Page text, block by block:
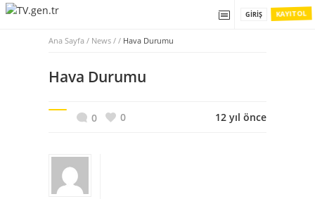
KAYIT OL
GIRIŞ
Ana Sayfa / News / / Hava Durumu
Hava Durumu
0 0 12 yıl önce